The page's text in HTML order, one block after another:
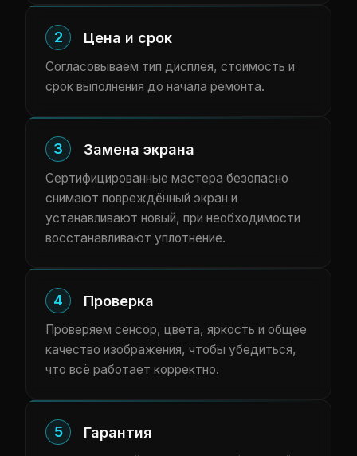
2 Цена и срок
Согласовываем тип дисплея, стоимость и
срок выполнения до начала ремонта.
3 Замена экрана
Сертифицированные мастера безопасно
снимают повреждённый экран и
устанавливают новый, при необходимости
восстанавливают уплотнение.
4 Проверка
Проверяем сенсор, цвета, яркость и общее
качество изображения, чтобы убедиться,
что всё работает корректно.
5 Гарантия